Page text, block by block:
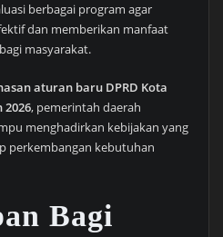
berbagai program agar
dan memberikan manfaat
masyarakat.
aturan baru DPRD Kota
2026, pemerintah daerah
menghadirkan kebijakan yang
perkembangan kebutuhan
Bagi